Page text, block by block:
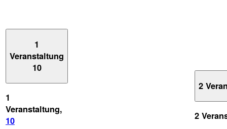
1
Veranstaltung
10
1
Veranstaltung,
10
2
2